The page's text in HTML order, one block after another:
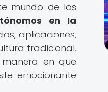
mundo de los
en la
aplicaciones,
tradicional.
en que
emocionante